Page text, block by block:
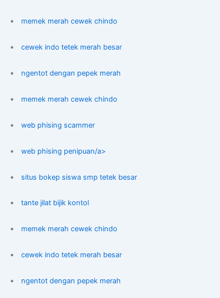
memek merah cewek chindo
cewek indo tetek merah besar
ngentot dengan pepek merah
memek merah cewek chindo
web phising scammer
web phising penipuan/a>
situs bokep siswa smp tetek besar
tante jilat bijik kontol
memek merah cewek chindo
cewek indo tetek merah besar
ngentot dengan pepek merah